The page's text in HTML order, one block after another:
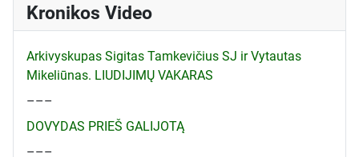
Kronikos Video
Arkivyskupas Sigitas Tamkevičius SJ ir Vytautas
Mikeliūnas. LIUDIJIMŲ VAKARAS
–––
DOVYDAS PRIEŠ GALIJOTĄ
–––